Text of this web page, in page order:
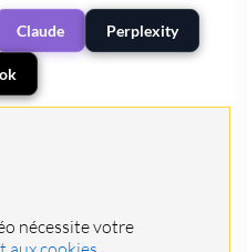
Claude Perplexity
nécessite votre